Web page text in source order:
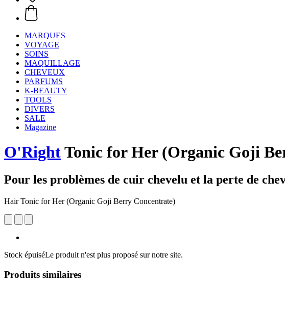
MARQUES
VOYAGE
SOINS
MAQUILLAGE
CHEVEUX
PARFUMS
K-BEAUTY
TOOLS
DIVERS
SALE
Magazine
O'RightTonic for Her (Organic Goji
Pour les problèmes de cuir chevelu et la perte de
Hair Tonic for Her (Organic Goji Berry Concentrate)
Stock épuiséLe produit n'est plus proposé sur notre site.
Produits similaires